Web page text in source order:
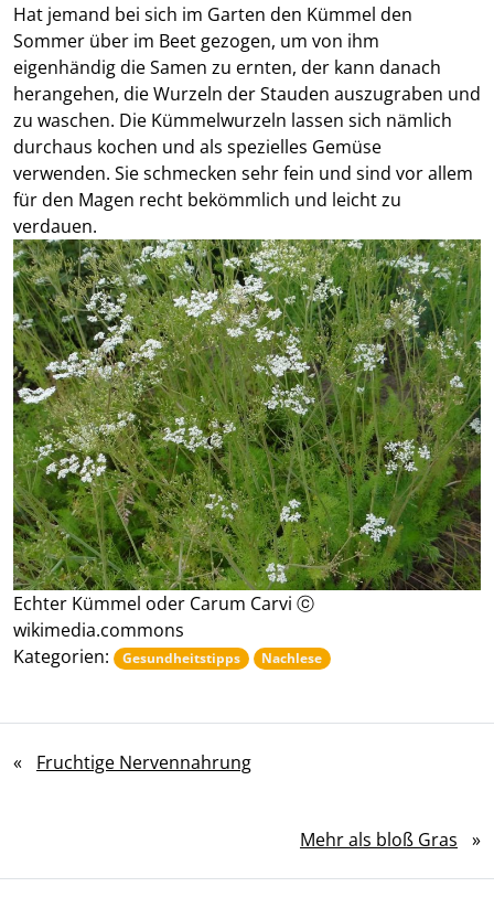
Hat jemand bei sich im Garten den Kümmel den
Sommer über im Beet gezogen, um von ihm
eigenhändig die Samen zu ernten, der kann danach
herangehen, die Wurzeln der Stauden auszugraben und
zu waschen. Die Kümmelwurzeln lassen sich nämlich
durchaus kochen und als spezielles Gemüse
verwenden. Sie schmecken sehr fein und sind vor allem
für den Magen recht bekömmlich und leicht zu
verdauen.
Echter Kümmel oder Carum Carvi ⓒ
wikimedia.commons
Kategorien:
Gesundheitstipps Nachlese
« Fruchtige Nervennahrung
Mehr als bloß Gras »